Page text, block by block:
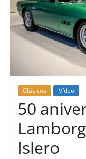
Clásicos Vídeo
50
Islero